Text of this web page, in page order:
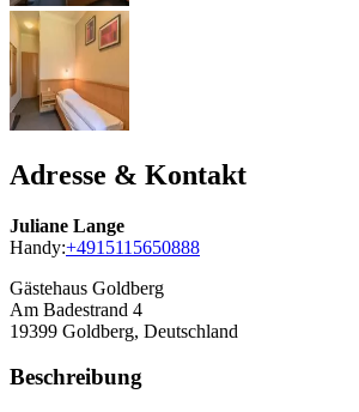
Adresse & Kontakt
Juliane Lange
Handy:+4915115650888
Gästehaus Goldberg
Am Badestrand 4
19399 Goldberg, Deutschland
Beschreibung